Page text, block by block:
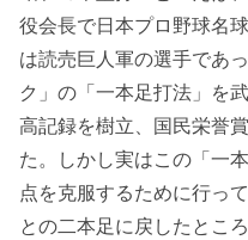
役会長で日本プロ野球名
は読売巨人軍の選手であ
ク」の「一本足打法」を
高記録を樹立、国民栄誉
た。しかし実はこの「一
点を克服するために行っ
との二本足に戻したとこ